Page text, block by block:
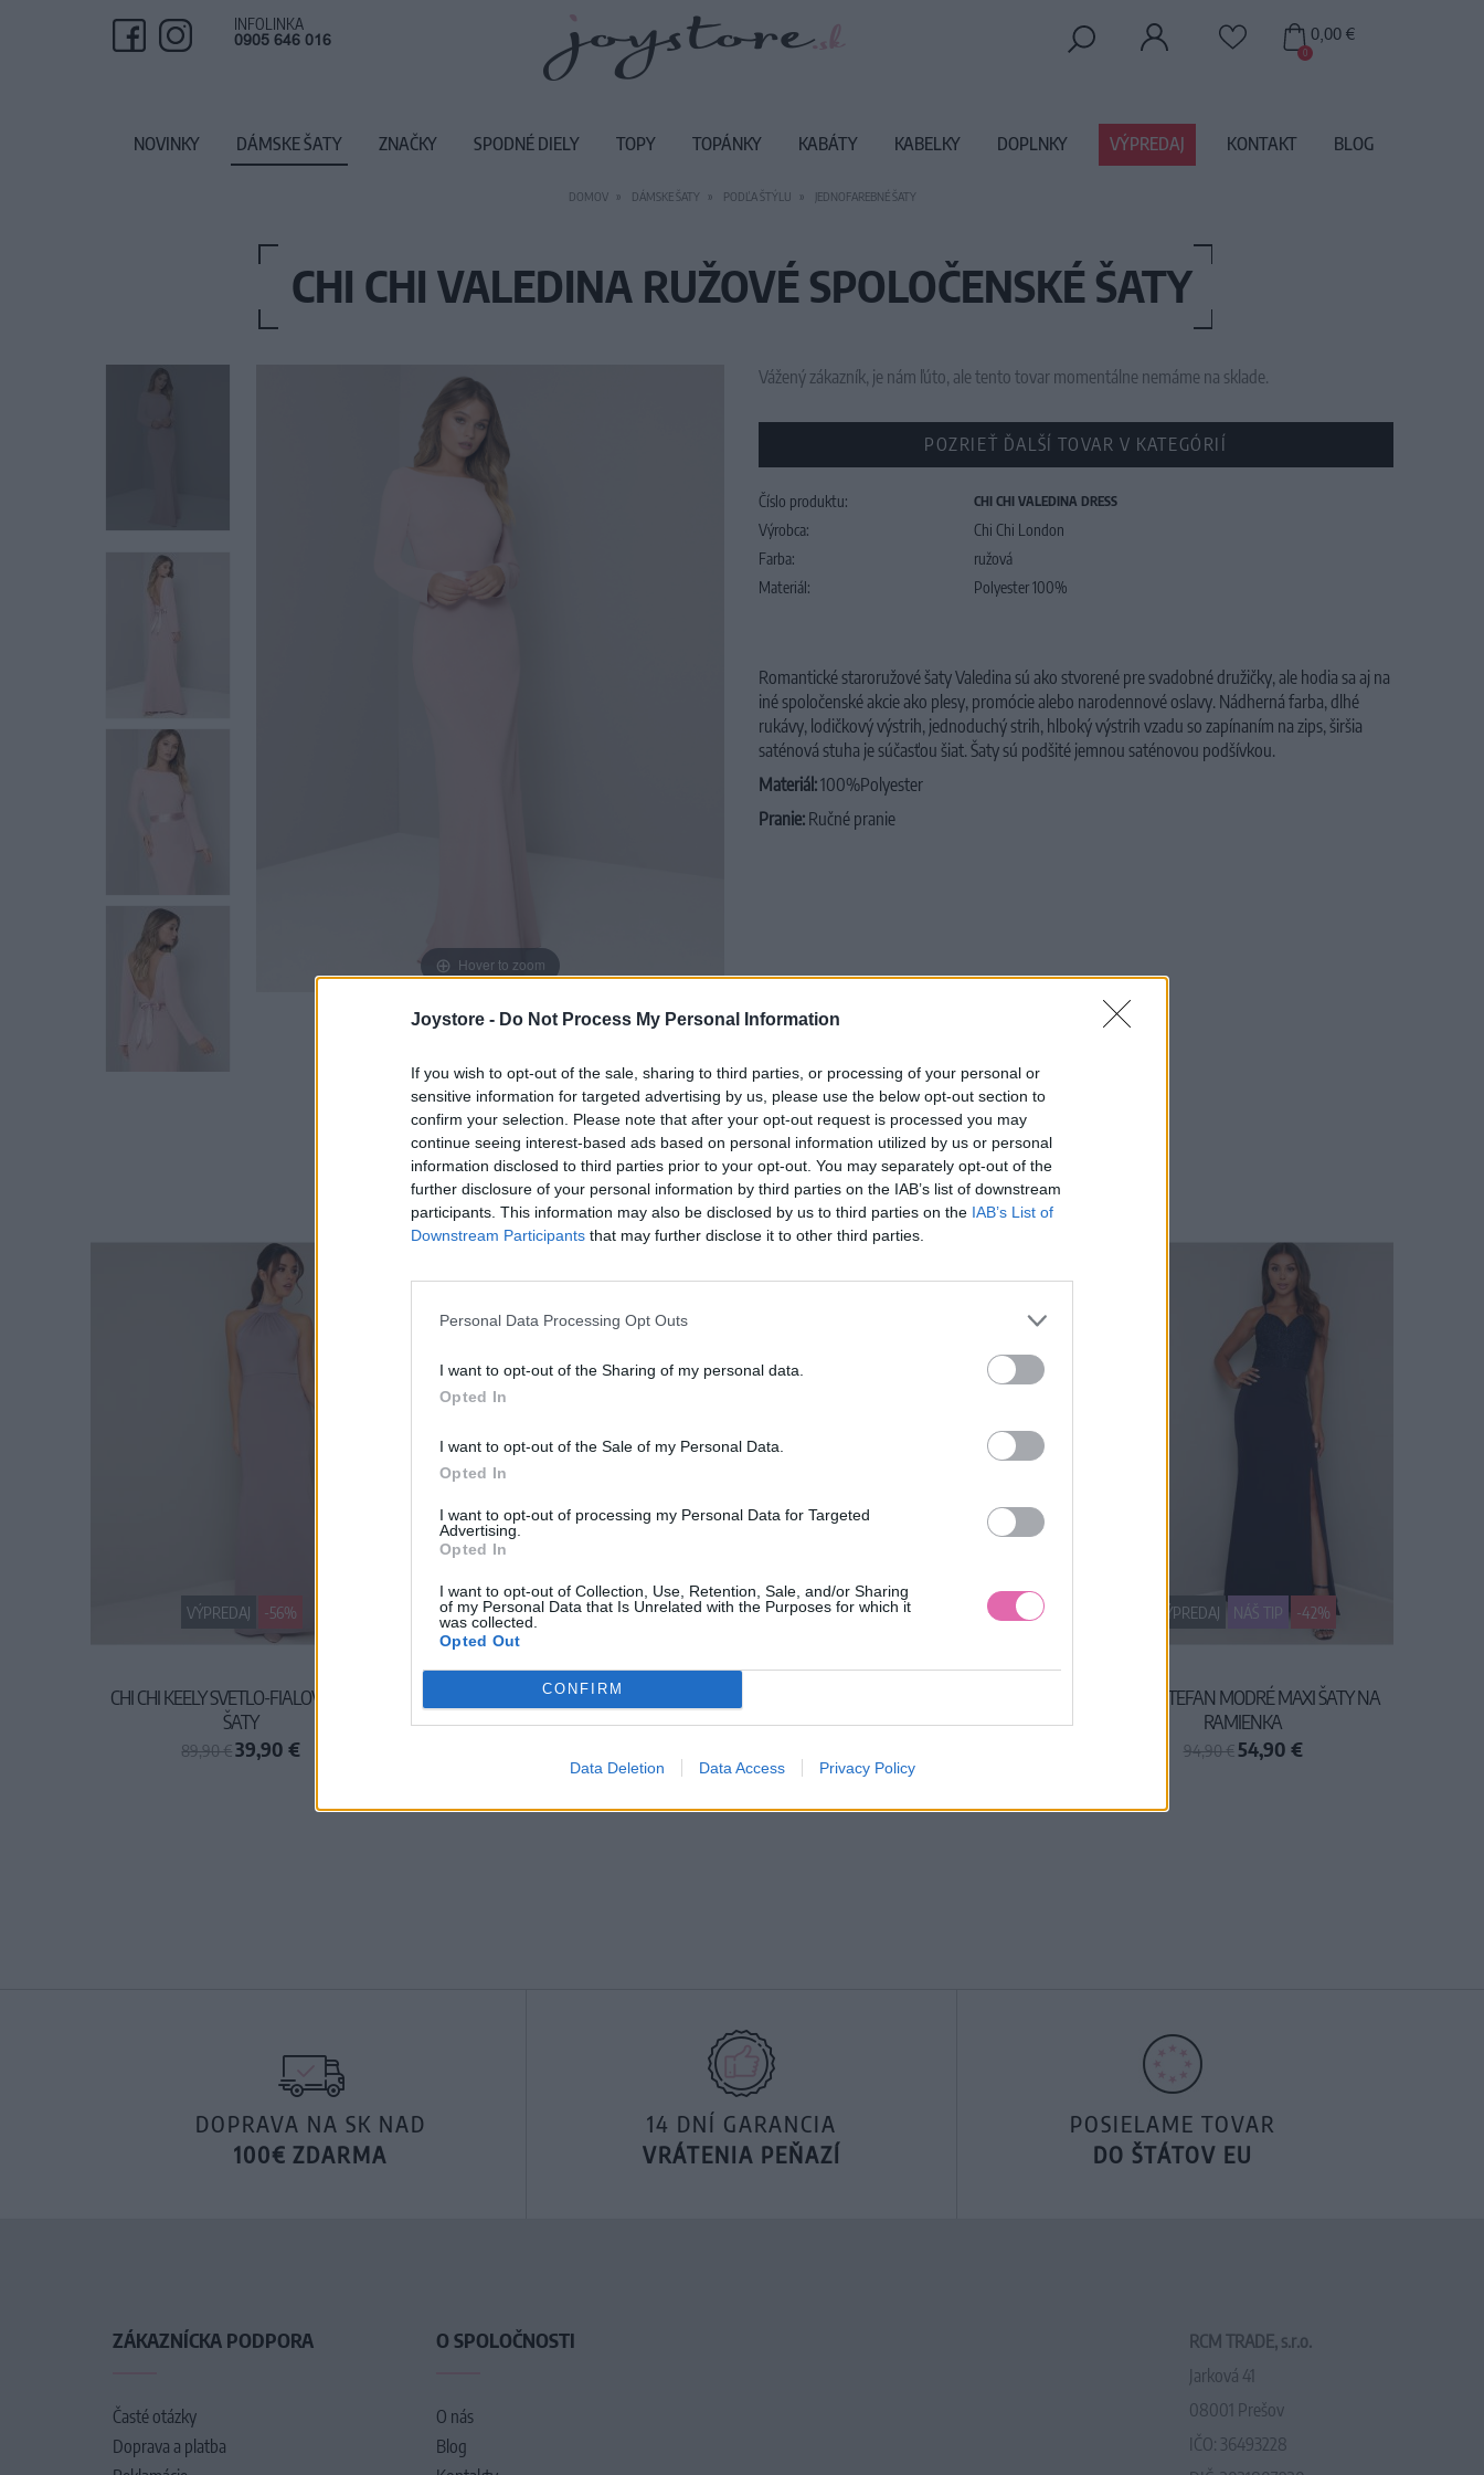
Joystore - Do Not Process My Personal Information
If you wish to opt-out of the sale, sharing to third parties, or processing of your personal or
sensitive information for targeted advertising by us, please use the below opt-out section to
confirm your selection. Please note that after your opt-out request is processed you may
continue seeing interest-based ads based on personal information utilized by us or personal
information disclosed to third parties prior to your opt-out. You may separately opt-out of the
further disclosure of your personal information by third parties on the IAB’s list of downstream
participants. This information may also be disclosed by us to third parties on the IAB’s List of
Downstream Participants that may further disclose it to other third parties.
Personal Data Processing Opt Outs
I want to opt-out of the Sharing of my personal data.
Opted In
I want to opt-out of the Sale of my Personal Data.
Opted In
I want to opt-out of processing my Personal Data for Targeted
Advertising.
Opted In
I want to opt-out of Collection, Use, Retention, Sale, and/or Sharing
of my Personal Data that Is Unrelated with the Purposes for which it
was collected.
Opted Out
CONFIRM
Data Deletion Data Access Privacy Policy
DOMOV DÁMSKE ŠATY PODĽA ŠTÝLU JEDNOFAREBNÉ ŠATY
CHI CHI VALEDINA RUŽOVÉ SPOLOČENSKÉ ŠATY
Vážený zákazník, je nám ľúto, ale tento tovar momentálne nemáme na sklade.
POZRIEŤ ĎALŠÍ TOVAR V KATEGÓRIÍ
Číslo produktu: CHI CHI VALEDINA DRESS
Výrobca:
Chi Chi London
Farba:
ružová
Materiál:
Polyester 100%
Romantické staroružové šaty Valedina sú ako stvorené pre svadobné družičky, ale hodia sa aj na
iné spoločenské akcie ako plesy, promócie alebo narodennové oslavy. Nádherná farba, dlhé
rukávy, lodičkový výstrih, jednoduchý strih, hlboký výstrih vzadu so zapínaním na zips, širšia
saténová stuha je súčasťou šiat. Šaty sú podšité jemnou saténovou podšívkou.
Materiál:100%Polyester
Pranie: Ručné pranie
Hover to zoom
MOHLO BY SA VÁM TIEŽ HODIŤ
VÝPREDAJ -56%
CHI CHI KEELY SVETLO-FIALOVÉ MAXI
ŠATY
89,90 €39,90 €
ČIERNE ŠATY S OPASKOM JULIA
VÝPREDAJ NÁŠ TIP -42%
CHI CHI STEFAN MODRÉ MAXI ŠATY NA
RAMIENKA
94,90 €54,90 €
DOPRAVA NA SK NAD
100€ ZDARMA
14 DNÍ GARANCIA
VRÁTENIA PEŇAZÍ
POSIELAME TOVAR
DO ŠTÁTOV EU
ZÁKAZNÍCKA PODPORA
Časté otázky
Doprava a platba
O SPOLOČNOSTI
O nás
Blog
RCM TRADE, s.r.o.
Jarková 41
08001 Prešov
IČO: 36493228
INFOLINKA
0905 646 016
0
0,00 €
NOVINKY DÁMSKE ŠATY ZNAČKY SPODNÉ DIELY TOPY TOPÁNKY KABÁTY KABELKY DOPLNKY VÝPREDAJ KONTAKT BLOG